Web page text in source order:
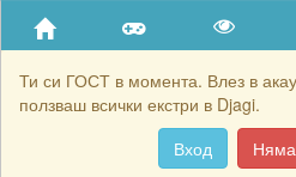
Ти си ГОСТ в момента. Влез в
ползваш всички екстри в Djagi.
Вход
Приятели
Хронология на игри